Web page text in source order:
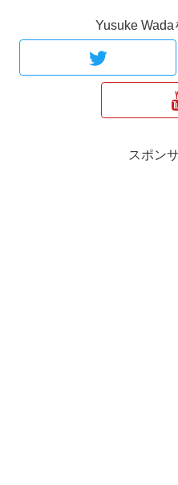
Yusuke Wada
スポン